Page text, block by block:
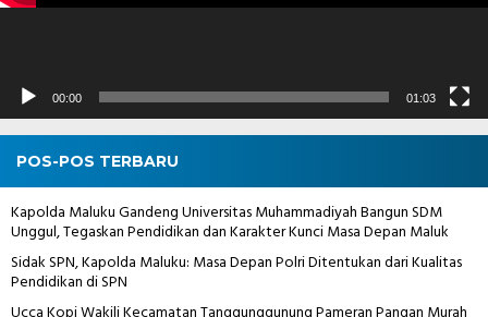
00:00 01:03
POS-POS TERBARU
Kapolda Maluku Gandeng Universitas Muhammadiyah Bangun SDM
Unggul, Tegaskan Pendidikan dan Karakter Kunci Masa Depan Maluk
Sidak SPN, Kapolda Maluku: Masa Depan Polri Ditentukan dari Kualitas
Pendidikan di SPN